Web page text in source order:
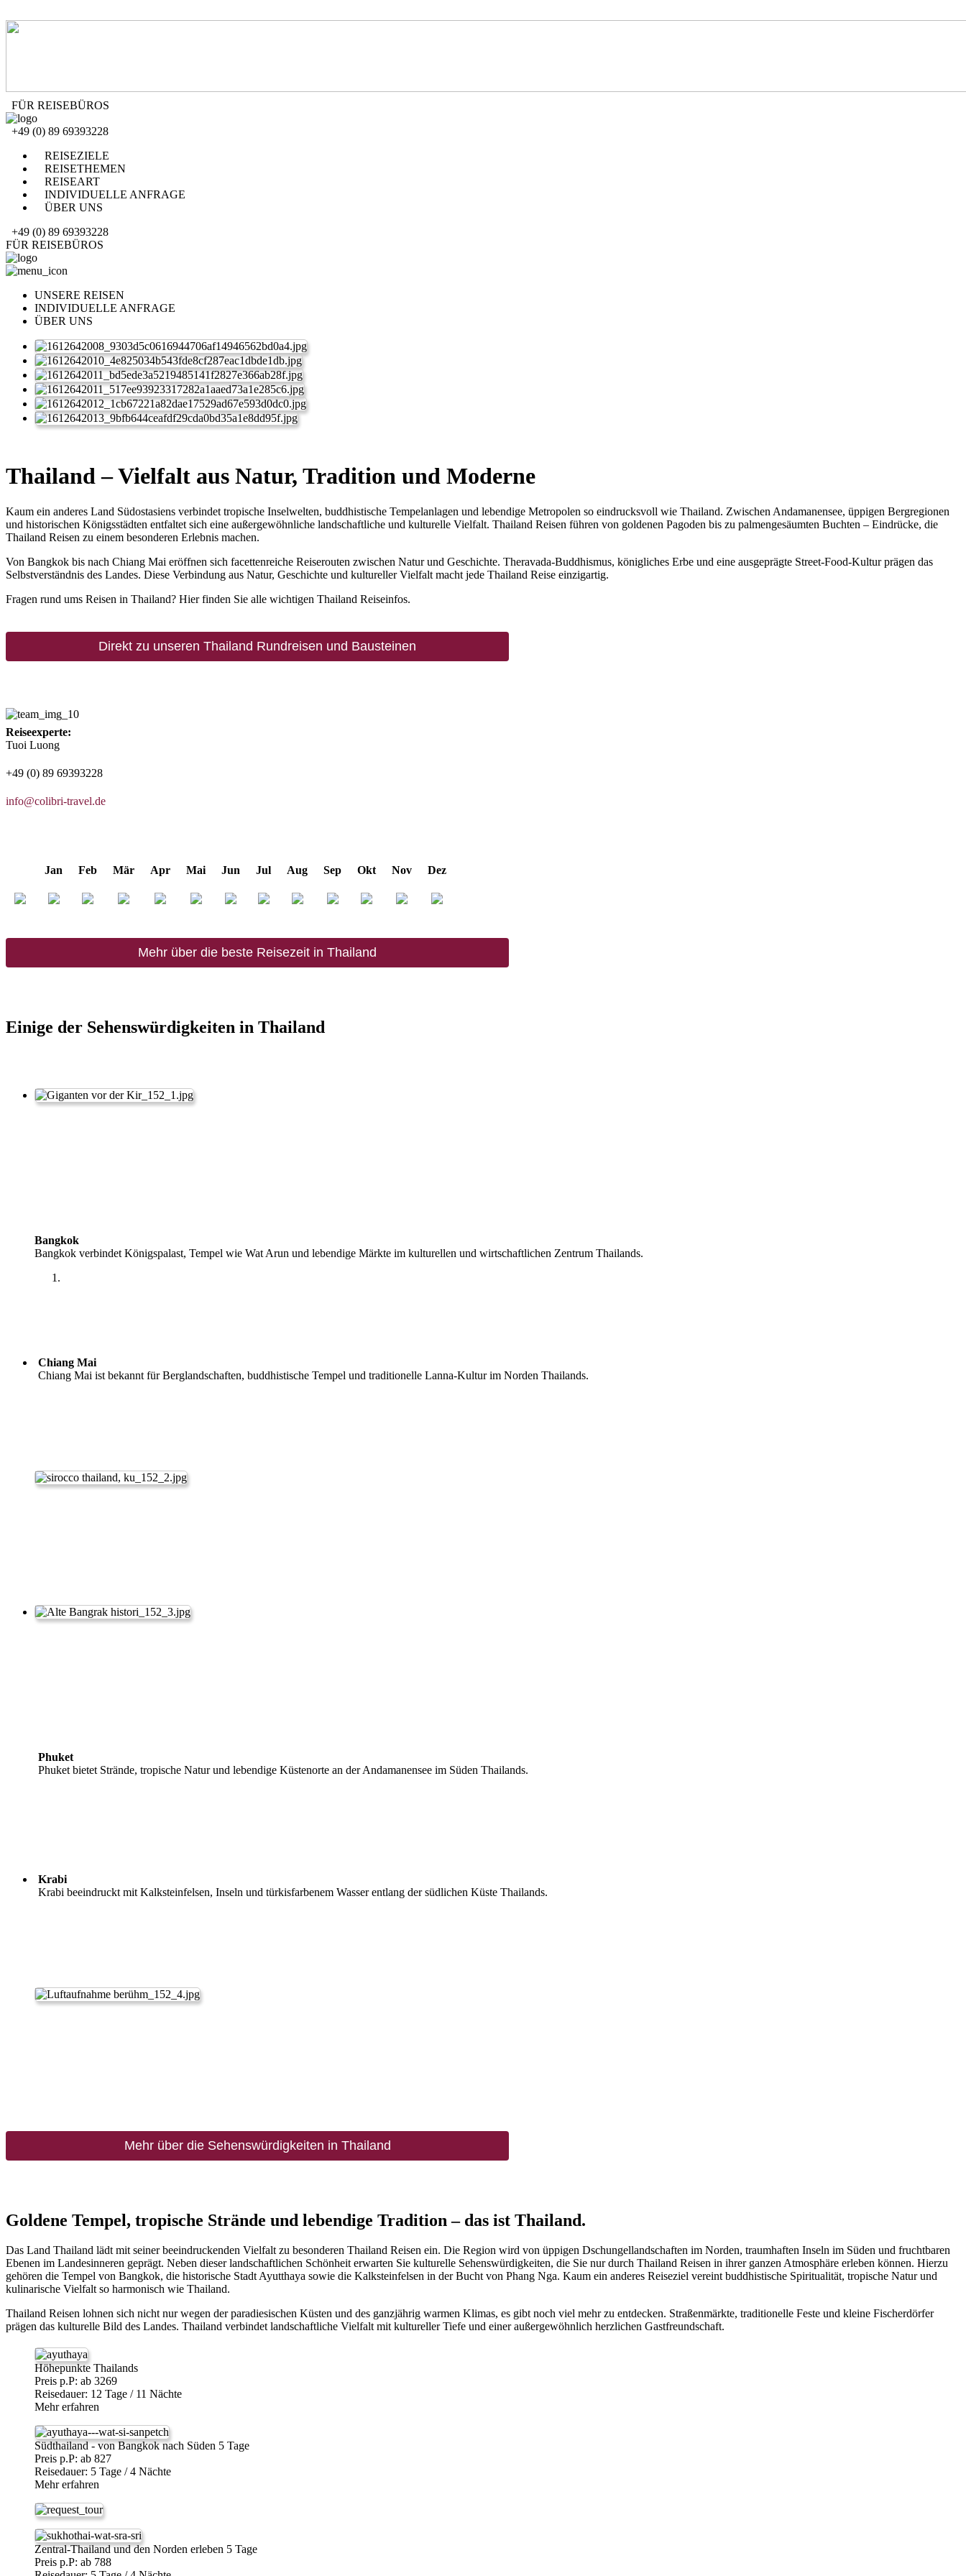
FÜR REISEBÜROS
+49 (0) 89 69393228
REISEZIELE
REISETHEMEN
REISEART
INDIVIDUELLE ANFRAGE
ÜBER UNS
+49 (0) 89 69393228
FÜR REISEBÜROS
UNSERE REISEN
INDIVIDUELLE ANFRAGE
ÜBER UNS
Thailand – Vielfalt aus Natur, Tradition und Moderne
Kaum ein anderes Land Südostasiens verbindet tropische Inselwelten, buddhistische Tempelanlagen und lebendige Metropolen so eindrucksvoll wie Thailand. Zwischen Andamanensee, üppigen Bergregionen
und historischen Königsstädten entfaltet sich eine außergewöhnliche landschaftliche und kulturelle Vielfalt. Thailand Reisen führen von goldenen Pagoden bis zu palmengesäumten Buchten – Eindrücke, die
Thailand Reisen zu einem besonderen Erlebnis machen.
Von Bangkok bis nach Chiang Mai eröffnen sich facettenreiche Reiserouten zwischen Natur und Geschichte. Theravada-Buddhismus, königliches Erbe und eine ausgeprägte Street-Food-Kultur prägen das
Selbstverständnis des Landes. Diese Verbindung aus Natur, Geschichte und kultureller Vielfalt macht jede Thailand Reise einzigartig.
Fragen rund ums Reisen in Thailand? Hier finden Sie alle wichtigen Thailand Reiseinfos.
Direkt zu unseren Thailand Rundreisen und Bausteinen
Reiseexperte:
Tuoi Luong
+49 (0) 89 69393228
info@colibri-travel.de
Jan Feb Mär Apr Mai Jun Jul Aug Sep Okt Nov Dez
Mehr über die beste Reisezeit in Thailand
Einige der Sehenswürdigkeiten in Thailand
Bangkok
Bangkok verbindet Königspalast, Tempel wie Wat Arun und lebendige Märkte im kulturellen und wirtschaftlichen Zentrum Thailands.
Chiang Mai
Chiang Mai ist bekannt für Berglandschaften, buddhistische Tempel und traditionelle Lanna-Kultur im Norden Thailands.
Phuket
Phuket bietet Strände, tropische Natur und lebendige Küstenorte an der Andamanensee im Süden Thailands.
Krabi
Krabi beeindruckt mit Kalksteinfelsen, Inseln und türkisfarbenem Wasser entlang der südlichen Küste Thailands.
Mehr über die Sehenswürdigkeiten in Thailand
Goldene Tempel, tropische Strände und lebendige Tradition – das ist Thailand.
Das Land Thailand lädt mit seiner beeindruckenden Vielfalt zu besonderen Thailand Reisen ein. Die Region wird von üppigen Dschungellandschaften im Norden, traumhaften Inseln im Süden und fruchtbaren
Ebenen im Landesinneren geprägt. Neben dieser landschaftlichen Schönheit erwarten Sie kulturelle Sehenswürdigkeiten, die Sie nur durch Thailand Reisen in ihrer ganzen Atmosphäre erleben können. Hierzu
gehören die Tempel von Bangkok, die historische Stadt Ayutthaya sowie die Kalksteinfelsen in der Bucht von Phang Nga. Kaum ein anderes Reiseziel vereint buddhistische Spiritualität, tropische Natur und
kulinarische Vielfalt so harmonisch wie Thailand.
Thailand Reisen lohnen sich nicht nur wegen der paradiesischen Küsten und des ganzjährig warmen Klimas, es gibt noch viel mehr zu entdecken. Straßenmärkte, traditionelle Feste und kleine Fischerdörfer
prägen das kulturelle Bild des Landes. Thailand verbindet landschaftliche Vielfalt mit kultureller Tiefe und einer außergewöhnlich herzlichen Gastfreundschaft.
Höhepunkte Thailands
Preis p.P: ab 3269
Reisedauer: 12 Tage / 11 Nächte
Mehr erfahren
Südthailand - von Bangkok nach Süden 5 Tage
Preis p.P: ab 827
Reisedauer: 5 Tage / 4 Nächte
Mehr erfahren
Zentral-Thailand und den Norden erleben 5 Tage
Preis p.P: ab 788